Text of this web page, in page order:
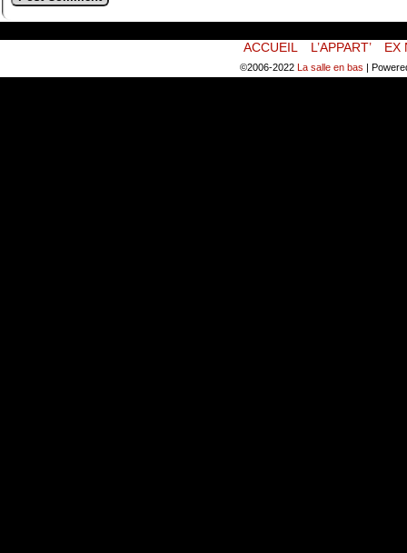
ACCUEIL L’APPART’ EX
©2006-2022 La salle en bas |